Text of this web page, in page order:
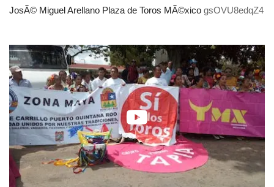
JosÃ© Miguel Arellano Plaza de Toros MÃ©xico gsOVU8edqZ4